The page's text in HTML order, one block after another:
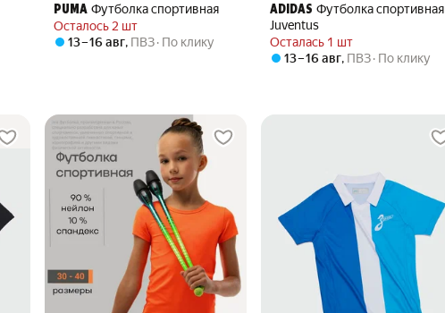
PUMA Футболка спортивная
Осталось 2 шт
13 – 16 авг, ПВЗ По клику
ADIDAS Футболка спортивная
Juventus
Осталась 1 шт
13 – 16 авг, ПВЗ По клику